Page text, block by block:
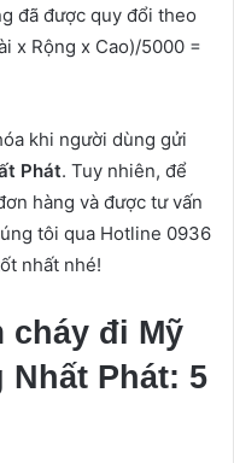
đã được quy đổi theo
x Rộng x Cao)/5000 =
khi người dùng gửi
Phát. Tuy nhiên, để
hàng và được tư vấn
tôi qua Hotline 0936
nhất nhé!
đi Mỹ
Phát: 5